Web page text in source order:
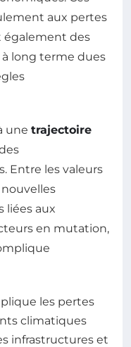
aux pertes
également des
à long terme dues
une trajectoire
Entre les valeurs
liées aux
en mutation,
les pertes
climatiques
infrastructures et